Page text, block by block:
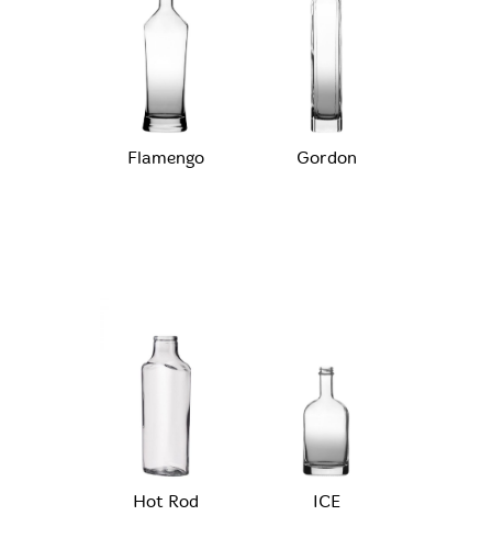
Flamengo Gordon
Hot Rod ICE